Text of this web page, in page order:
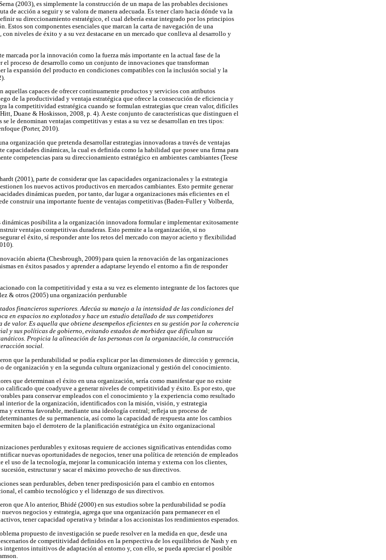
(2003), es simplemente la construcción de un mapa de las probables decisiones
de acción a seguir y se valora de manera adecuada. Es tener claro hacia dónde va la
su direccionamiento estratégico, el cual debería estar integrado por los principios
son componentes esenciales que marcan la carta de navegación de una
niveles de éxito y a su vez destacarse en un mercado que conlleva al desarrollo y
marcada por la innovación como la fuerza más importante en la actual fase de la
el proceso de desarrollo como un conjunto de innovaciones que transforman
la expansión del producto en condiciones compatibles con la inclusión social y la
aquellas capaces de ofrecer continuamente productos y servicios con atributos
de la productividad y ventaja estratégica que ofrece la consecución de eficiencia y
la competitividad estratégica cuando se formulan estrategias que crean valor, difíciles
Duane & Hoskisson, 2008, p. 4). A este conjunto de características que distinguen el
le denominan ventajas competitivas y estas a su vez se desarrollan en tres tipos:
(Porter, 2010).
organización que pretenda desarrollar estrategias innovadoras a través de ventajas
capacidades dinámicas, la cual es definida como la habilidad que posee una firma para
competencias para su direccionamiento estratégico en ambientes cambiantes (Teese
(2001), parte de considerar que las capacidades organizacionales y la estrategia
los nuevos activos productivos en mercados cambiantes. Esto permite generar
dinámicas pueden, por tanto, dar lugar a organizaciones más eficientes en el
construir una importante fuente de ventajas competitivas (Baden-Fuller y Volberda,
dinámicas posibilita a la organización innovadora formular e implementar exitosamente
ventajas competitivas duraderas. Esto permite a la organización, si no
el éxito, sí responder ante los retos del mercado con mayor acierto y flexibilidad
abierta (Chesbrough, 2009) para quien la renovación de las organizaciones
en éxitos pasados y aprender a adaptarse leyendo el entorno a fin de responder
con la competitividad y esta a su vez es elemento integrante de los factores que
& otros (2005) una organización perdurable
financieros superiores. Adecúa su manejo a la intensidad de las condiciones del
en espacios no explotados y hace un estudio detallado de sus competidores
valor. Es aquella que obtiene desempeños eficientes en su gestión por la coherencia
y sus políticas de gobierno, evitando estados de morbidez que dificultan su
Propicia la alineación de las personas con la organización, la construcción
social.
que la perdurabilidad se podía explicar por las dimensiones de dirección y gerencia,
de organización y en la segunda cultura organizacional y gestión del conocimiento.
que determinan el éxito en una organización, sería como manifestar que no existe
calificado que coadyuve a generar niveles de competitividad y éxito. Es por esto, que
para conservar empleados con el conocimiento y la experiencia como resultado
interior de la organización, identificados con la misión, visión, y estrategia
y externa favorable, mediante una ideología central; refleja un proceso de
de su permanencia, así como la capacidad de respuesta ante los cambios
bajo el derrotero de la planificación estratégica un éxito organizacional
perdurables y exitosas requiere de acciones significativas entendidas como
nuevas oportunidades de negocios, tener una política de retención de empleados
el uso de la tecnología, mejorar la comunicación interna y externa con los clientes,
estructurar y sacar el máximo provecho de sus directivos.
sean perdurables, deben tener predisposición para el cambio en entornos
el cambio tecnológico y el liderazgo de sus directivos.
que A lo anterior, Bhidé (2000) en sus estudios sobre la perdurabilidad se podía
negocios y estrategia, agrega que una organización para permanecer en el
tener capacidad operativa y brindar a los accionistas los rendimientos esperados.
propuesto de investigación se puede resolver en la medida en que, desde una
de competitividad definidos en la perspectiva de los equilibrios de Nash y en
intgentos intuitivos de adaptación al entorno y, con ello, se pueda apreciar el posible